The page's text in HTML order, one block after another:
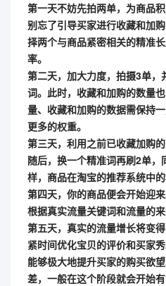
第一天不妨先拍两单，为商品
别忘了引导买家进行收藏和加
择两个与商品紧密相关的精准
率。
第二天，加大力度，拍摄3单
词。此时，收藏和加购的数量
量、收藏和加购的数据需保持
更多的权重。
第三天，利用之前已收藏加购
随后，换一个精准词再刷2单
样，商品在淘宝的推荐系统中
第四天，你的商品便会开始迎
根据真实流量关键词和流量的来
第五天，真实的流量增长将变
紧时间优化宝贝的评价和买家
能够极大地提升买家的购买欲
差，一般在这个阶段就会开始有